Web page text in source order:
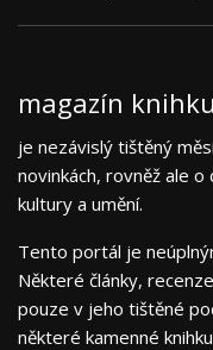
magazín
je nezávislý tištěný
novinkách, rovněž ale
kultury a umění.
Tento portál je
Některé články,
pouze v jeho tištěné
některé kamenné